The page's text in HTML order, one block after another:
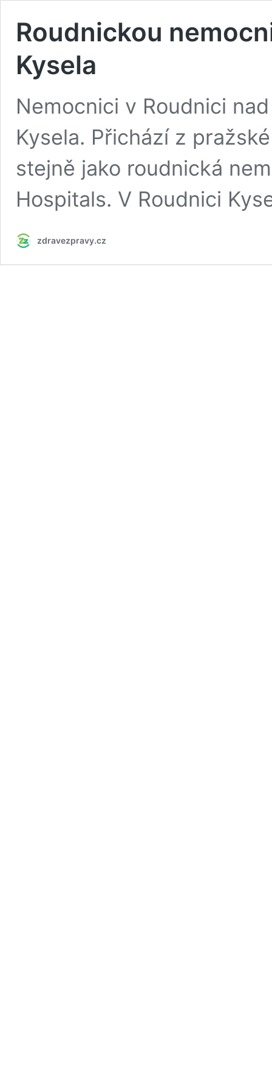
Roudnickou
Kysela
Nemocnici v Roudnici
Kysela. Přichází z
stejně jako roudnická
Hospitals. V Roudnici
zdravezpravy.cz